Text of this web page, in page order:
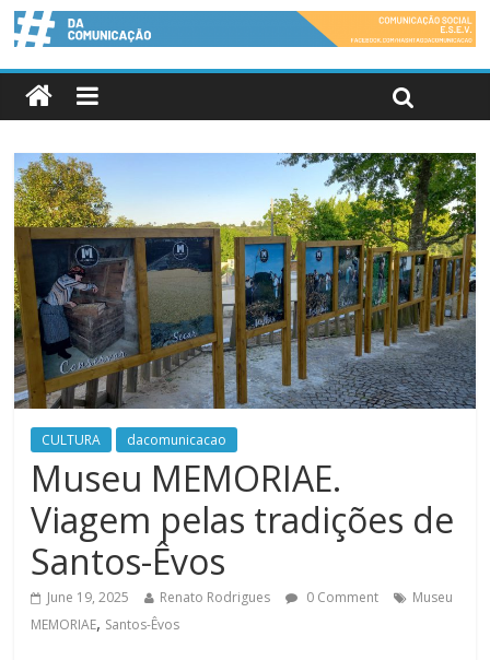
CULTURA dacomunicacao
Museu MEMORIAE.
Viagem pelas tradições de
Santos-Êvos
June 19, 2025 Renato Rodrigues 0 Comment
Museu
MEMORIAE, Santos-Êvos